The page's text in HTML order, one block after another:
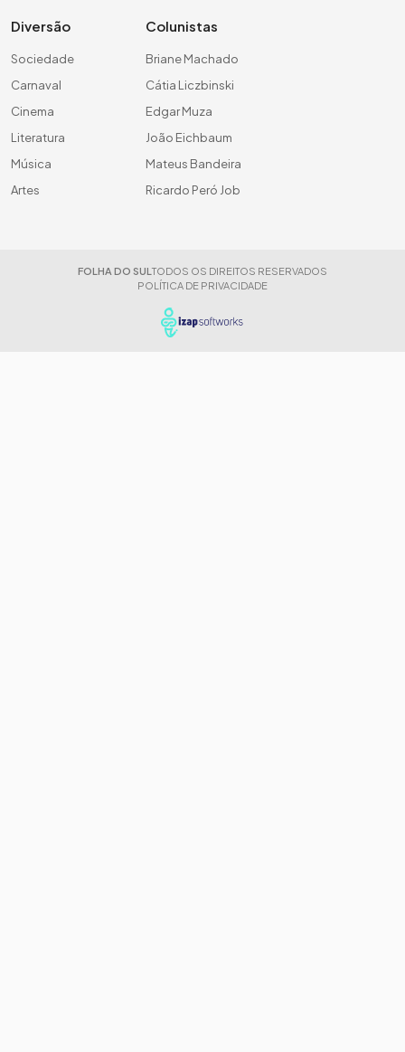
Diversão
Sociedade
Carnaval
Cinema
Literatura
Música
Artes
Colunistas
Briane Machado
Cátia Liczbinski
Edgar Muza
João Eichbaum
Mateus Bandeira
Ricardo Peró Job
FOLHA DO SUL TODOS OS DIREITOS RESERVADOS
POLÍTICA DE PRIVACIDADE